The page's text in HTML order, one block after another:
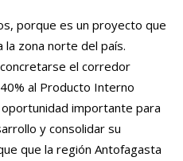
porque es un proyecto que
zona norte del país.
el corredor
al Producto Interno
oportunidad importante para
y consolidar su
que la región Antofagasta